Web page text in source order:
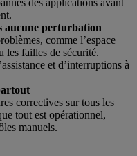
aucune perturbation
comme l’espace
les failles de sécurité.
et d’interruptions à
correctives sur tous les
tout est opérationnel,
manuels.